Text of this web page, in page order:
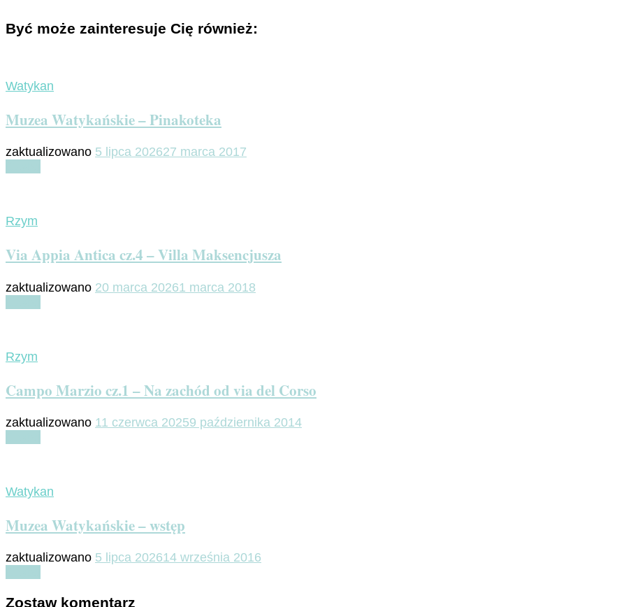
Być może zainteresuje Cię również:
Watykan
Muzea Watykańskie – Pinakoteka
zaktualizowano 5 lipca 202627 marca 2017
Rzym
Via Appia Antica cz.4 – Villa Maksencjusza
zaktualizowano 20 marca 20261 marca 2018
Rzym
Campo Marzio cz.1 – Na zachód od via del Corso
zaktualizowano 11 czerwca 20259 października 2014
Watykan
Muzea Watykańskie – wstęp
zaktualizowano 5 lipca 202614 września 2016
Zostaw komentarz